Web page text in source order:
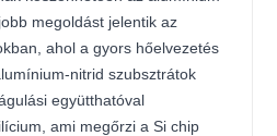
megoldást jelentik az
ahol a gyors hőelvezetés
nitrid szubsztrátok
együtthatóval
ami megőrzi a Si chip